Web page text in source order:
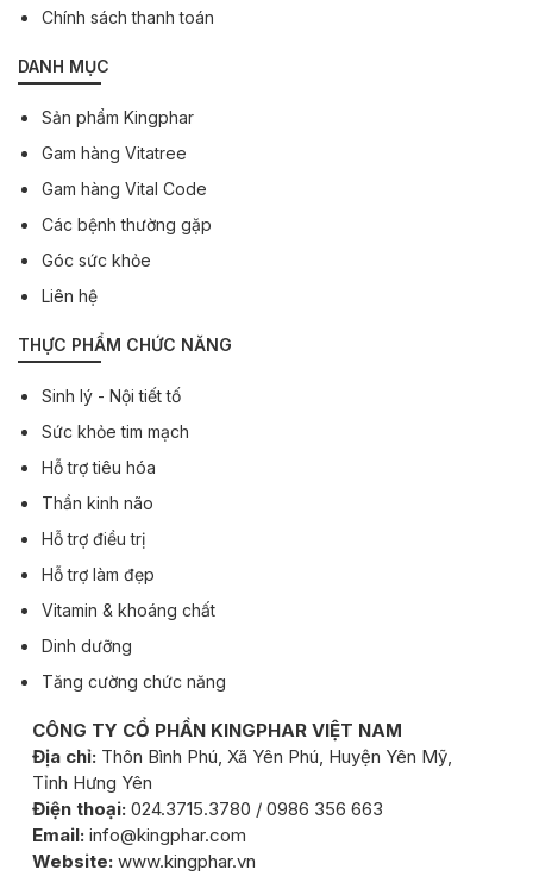
Chính sách thanh toán
DANH MỤC
Sản phẩm Kingphar
Gam hàng Vitatree
Gam hàng Vital Code
Các bệnh thường gặp
Góc sức khỏe
Liên hệ
THỰC PHẨM CHỨC NĂNG
Sinh lý - Nội tiết tố
Sức khỏe tim mạch
Hỗ trợ tiêu hóa
Thần kinh não
Hỗ trợ điều trị
Hỗ trợ làm đẹp
Vitamin & khoáng chất
Dinh dưỡng
Tăng cường chức năng
CÔNG TY CỔ PHẦN KINGPHAR VIỆT NAM
Địa chỉ: Thôn Bình Phú, Xã Yên Phú, Huyện Yên Mỹ,
Tỉnh Hưng Yên
Điện thoại: 024.3715.3780 / 0986 356 663
Email: info@kingphar.com
Website: www.kingphar.vn